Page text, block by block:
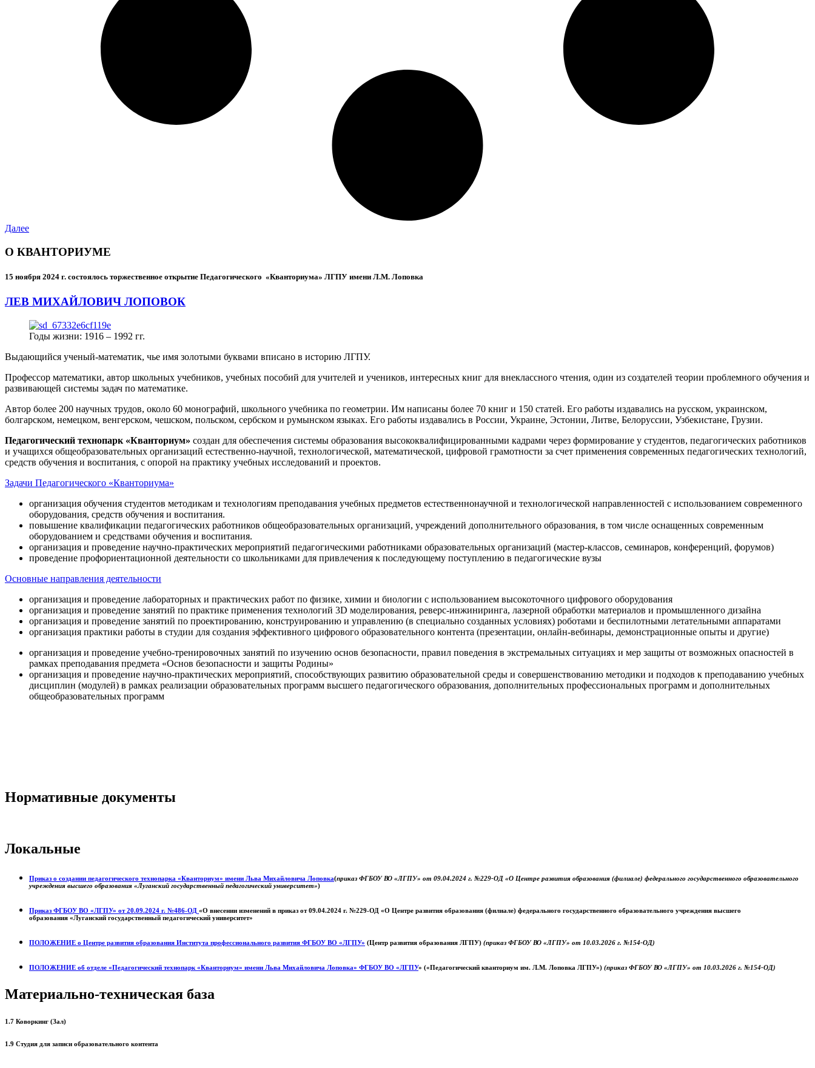
Далее
О КВАНТОРИУМЕ
15 ноября 2024 г. состоялось торжественное открытие Педагогического «Кванториума» ЛГПУ имени Л.М. Лоповка
ЛЕВ МИХАЙЛОВИЧ ЛОПОВОК
Годы жизни: 1916 – 1992 гг.
Выдающийся ученый-математик, чье имя золотыми буквами вписано в историю ЛГПУ.
Профессор математики, автор школьных учебников, учебных пособий для учителей и учеников, интересных книг для внеклассного чтения, один из создателей теории проблемного обучения и
развивающей системы задач по математике.
Автор более 200 научных трудов, около 60 монографий, школьного учебника по геометрии. Им написаны более 70 книг и 150 статей. Его работы издавались на русском, украинском,
болгарском, немецком, венгерском, чешском, польском, сербском и румынском языках. Его работы издавались в России, Украине, Эстонии, Литве, Белоруссии, Узбекистане, Грузии.
Педагогический технопарк «Кванториум» создан для обеспечения системы образования высококвалифицированными кадрами через формирование у студентов, педагогических работников
и учащихся общеобразовательных организаций естественно-научной, технологической, математической, цифровой грамотности за счет применения современных педагогических технологий,
средств обучения и воспитания, с опорой на практику учебных исследований и проектов.
Задачи Педагогического «Кванториума»
организация обучения студентов методикам и технологиям преподавания учебных предметов естественнонаучной и технологической направленностей с использованием современного
оборудования, средств обучения и воспитания.
повышение квалификации педагогических работников общеобразовательных организаций, учреждений дополнительного образования, в том числе оснащенных современным
оборудованием и средствами обучения и воспитания.
организация и проведение научно-практических мероприятий педагогическими работниками образовательных организаций (мастер-классов, семинаров, конференций, форумов)
проведение профориентационной деятельности со школьниками для привлечения к последующему поступлению в педагогические вузы
Основные направления деятельности
организация и проведение лабораторных и практических работ по физике, химии и биологии с использованием высокоточного цифрового оборудования
организация и проведение занятий по практике применения технологий 3D моделирования, реверс-инжиниринга, лазерной обработки материалов и промышленного дизайна
организация и проведение занятий по проектированию, конструированию и управлению (в специально созданных условиях) роботами и беспилотными летательными аппаратами
организация практики работы в студии для создания эффективного цифрового образовательного контента (презентации, онлайн-вебинары, демонстрационные опыты и другие)
организация и проведение учебно-тренировочных занятий по изучению основ безопасности, правил поведения в экстремальных ситуациях и мер защиты от возможных опасностей в
рамках преподавания предмета «Основ безопасности и защиты Родины»
организация и проведение научно-практических мероприятий, способствующих развитию образовательной среды и совершенствованию методики и подходов к преподаванию учебных
дисциплин (модулей) в рамках реализации образовательных программ высшего педагогического образования, дополнительных профессиональных программ и дополнительных
общеобразовательных программ
Нормативные документы
Локальные
Приказ о создании педагогического технопарка «Кванториум» имени Льва Михайловича Лоповка(приказ ФГБОУ ВО «ЛГПУ» от 09.04.2024 г. №229-ОД «О Центре развития образования (филиале) федерального государственного образовательного
учреждения высшего образования «Луганский государственный педагогический университет»)
Приказ ФГБОУ ВО «ЛГПУ» от 20.09.2024 г. №486-ОД «О внесении изменений в приказ от 09.04.2024 г. №229-ОД «О Центре развития образования (филиале) федерального государственного образовательного учреждения высшего
образования «Луганский государственный педагогический университет»
ПОЛОЖЕНИЕ о Центре развития образования Института профессионального развития ФГБОУ ВО «ЛГПУ» (Центр развития образования ЛГПУ) (приказ ФГБОУ ВО «ЛГПУ» от 10.03.2026 г. №154-ОД)
ПОЛОЖЕНИЕ об отделе «Педагогический технопарк «Кванториум» имени Льва Михайловича Лоповка» ФГБОУ ВО «ЛГПУ» («Педагогический кванториум им. Л.М. Лоповка ЛГПУ») (приказ ФГБОУ ВО «ЛГПУ» от 10.03.2026 г. №154-ОД)
Материально-техническая база
1.7 Коворкинг (Зал)
1.9 Студия для записи образовательного контента